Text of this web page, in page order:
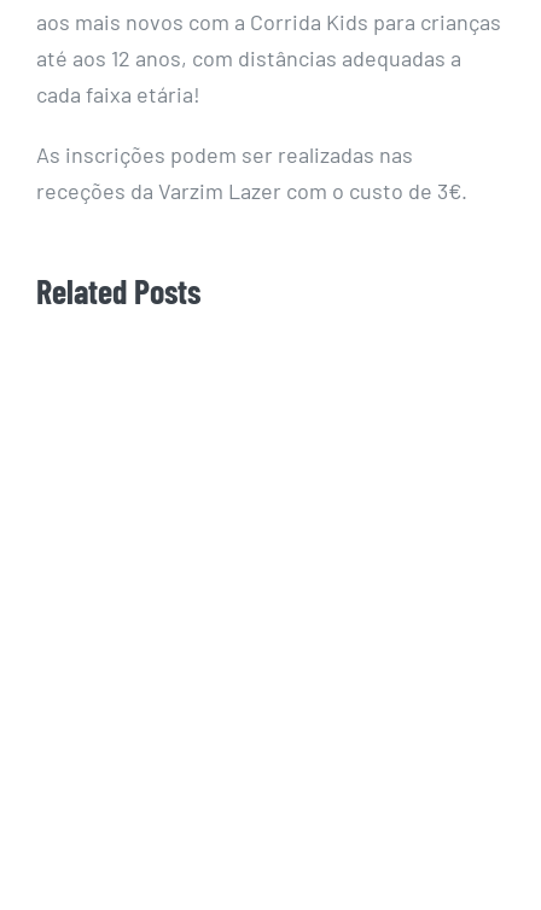
aos mais novos com a Corrida Kids para crianças
até aos 12 anos, com distâncias adequadas a
cada faixa etária!
As inscrições podem ser realizadas nas
receções da Varzim Lazer com o custo de 3€.
Related Posts